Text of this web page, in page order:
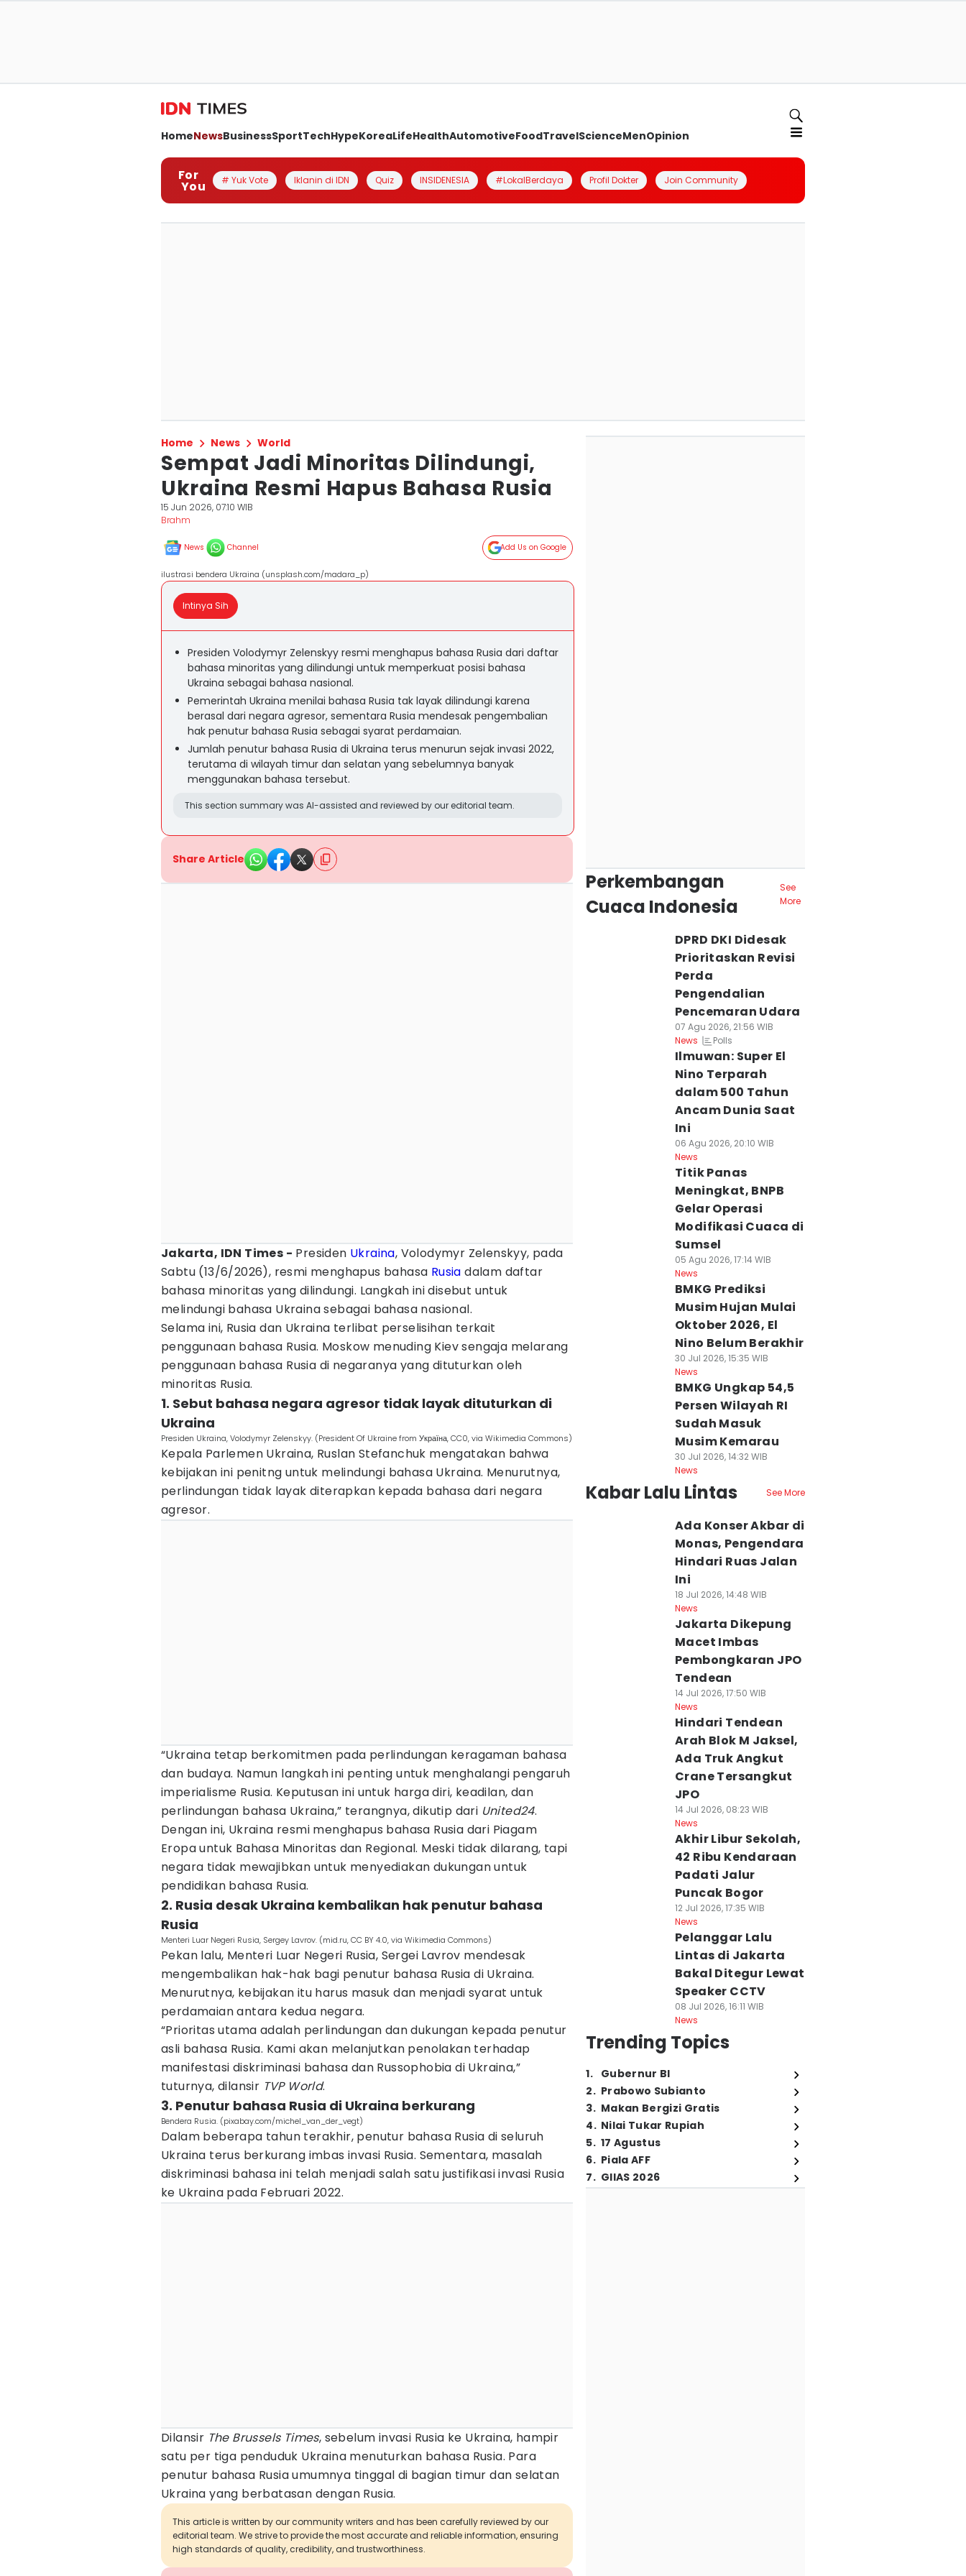
HomeNewsBusinessSportTechHypeKoreaLifeHealthAutomotiveFoodTravelScienceMenOpinion
For
You # Yuk Vote Iklanin di IDN Quiz INSIDENESIA #LokalBerdaya Profil Dokter Join Community
Home News World
Sempat Jadi Minoritas Dilindungi,
Ukraina Resmi Hapus Bahasa Rusia
15 Jun 2026, 07:10 WIB
Brahm
News Channel Add Us on Google
ilustrasi bendera Ukraina (unsplash.com/madara_p)
Intinya Sih
Presiden Volodymyr Zelenskyy resmi menghapus bahasa Rusia dari daftar
bahasa minoritas yang dilindungi untuk memperkuat posisi bahasa
Ukraina sebagai bahasa nasional.
Pemerintah Ukraina menilai bahasa Rusia tak layak dilindungi karena
berasal dari negara agresor, sementara Rusia mendesak pengembalian
hak penutur bahasa Rusia sebagai syarat perdamaian.
Jumlah penutur bahasa Rusia di Ukraina terus menurun sejak invasi 2022,
terutama di wilayah timur dan selatan yang sebelumnya banyak
menggunakan bahasa tersebut.
This section summary was AI-assisted and reviewed by our editorial team.
Share Article
Jakarta, IDN Times - Presiden Ukraina, Volodymyr Zelenskyy, pada
Sabtu (13/6/2026), resmi menghapus bahasa Rusia dalam daftar
bahasa minoritas yang dilindungi. Langkah ini disebut untuk
melindungi bahasa Ukraina sebagai bahasa nasional.
Selama ini, Rusia dan Ukraina terlibat perselisihan terkait
penggunaan bahasa Rusia. Moskow menuding Kiev sengaja melarang
penggunaan bahasa Rusia di negaranya yang dituturkan oleh
minoritas Rusia.
1. Sebut bahasa negara agresor tidak layak dituturkan di
Ukraina
Presiden Ukraina, Volodymyr Zelenskyy. (President Of Ukraine from Україна, CC0, via Wikimedia Commons)
Kepala Parlemen Ukraina, Ruslan Stefanchuk mengatakan bahwa
kebijakan ini penitng untuk melindungi bahasa Ukraina. Menurutnya,
perlindungan tidak layak diterapkan kepada bahasa dari negara
agresor.
“Ukraina tetap berkomitmen pada perlindungan keragaman bahasa
dan budaya. Namun langkah ini penting untuk menghalangi pengaruh
imperialisme Rusia. Keputusan ini untuk harga diri, keadilan, dan
perlindungan bahasa Ukraina,” terangnya, dikutip dari United24.
Dengan ini, Ukraina resmi menghapus bahasa Rusia dari Piagam
Eropa untuk Bahasa Minoritas dan Regional. Meski tidak dilarang, tapi
negara tidak mewajibkan untuk menyediakan dukungan untuk
pendidikan bahasa Rusia.
2. Rusia desak Ukraina kembalikan hak penutur bahasa
Rusia
Menteri Luar Negeri Rusia, Sergey Lavrov. (mid.ru, CC BY 4.0, via Wikimedia Commons)
Pekan lalu, Menteri Luar Negeri Rusia, Sergei Lavrov mendesak
mengembalikan hak-hak bagi penutur bahasa Rusia di Ukraina.
Menurutnya, kebijakan itu harus masuk dan menjadi syarat untuk
perdamaian antara kedua negara.
“Prioritas utama adalah perlindungan dan dukungan kepada penutur
asli bahasa Rusia. Kami akan melanjutkan penolakan terhadap
manifestasi diskriminasi bahasa dan Russophobia di Ukraina,”
tuturnya, dilansir TVP World.
3. Penutur bahasa Rusia di Ukraina berkurang
Bendera Rusia. (pixabay.com/michel_van_der_vegt)
Dalam beberapa tahun terakhir, penutur bahasa Rusia di seluruh
Ukraina terus berkurang imbas invasi Rusia. Sementara, masalah
diskriminasi bahasa ini telah menjadi salah satu justifikasi invasi Rusia
ke Ukraina pada Februari 2022.
Dilansir The Brussels Times, sebelum invasi Rusia ke Ukraina, hampir
satu per tiga penduduk Ukraina menuturkan bahasa Rusia. Para
penutur bahasa Rusia umumnya tinggal di bagian timur dan selatan
Ukraina yang berbatasan dengan Rusia.
This article is written by our community writers and has been carefully reviewed by our
editorial team. We strive to provide the most accurate and reliable information, ensuring
high standards of quality, credibility, and trustworthiness.
Perkembangan
Cuaca Indonesia
See
More
DPRD DKI Didesak
Prioritaskan Revisi
Perda
Pengendalian
Pencemaran Udara
07 Agu 2026, 21:56 WIB
News
Polls
Ilmuwan: Super El
Nino Terparah
dalam 500 Tahun
Ancam Dunia Saat
Ini
06 Agu 2026, 20:10 WIB
News
Titik Panas
Meningkat, BNPB
Gelar Operasi
Modifikasi Cuaca di
Sumsel
05 Agu 2026, 17:14 WIB
News
BMKG Prediksi
Musim Hujan Mulai
Oktober 2026, El
Nino Belum Berakhir
30 Jul 2026, 15:35 WIB
News
BMKG Ungkap 54,5
Persen Wilayah RI
Sudah Masuk
Musim Kemarau
30 Jul 2026, 14:32 WIB
News
Kabar Lalu Lintas See More
Ada Konser Akbar di
Monas, Pengendara
Hindari Ruas Jalan
Ini
18 Jul 2026, 14:48 WIB
News
Jakarta Dikepung
Macet Imbas
Pembongkaran JPO
Tendean
14 Jul 2026, 17:50 WIB
News
Hindari Tendean
Arah Blok M Jaksel,
Ada Truk Angkut
Crane Tersangkut
JPO
14 Jul 2026, 08:23 WIB
News
Akhir Libur Sekolah,
42 Ribu Kendaraan
Padati Jalur
Puncak Bogor
12 Jul 2026, 17:35 WIB
News
Pelanggar Lalu
Lintas di Jakarta
Bakal Ditegur Lewat
Speaker CCTV
08 Jul 2026, 16:11 WIB
News
Trending Topics
1. Gubernur BI
2. Prabowo Subianto
3. Makan Bergizi Gratis
4. Nilai Tukar Rupiah
5. 17 Agustus
6. Piala AFF
7. GIIAS 2026